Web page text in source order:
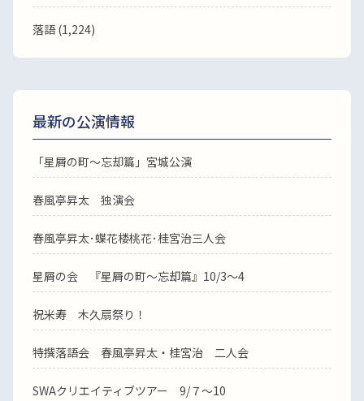
落語(1,224)
最新の公演情報
「星屑の町～忘却篇」宮城公演
春風亭昇太 独演会
春風亭昇太･蝶花楼桃花･桂宮治三人会
星屑の会 『星屑の町～忘却篇』10/3～4
祝米寿 木久扇祭り！
特撰落語会 春風亭昇太・桂宮治 二人会
SWAクリエイティブツアー 9/７～10